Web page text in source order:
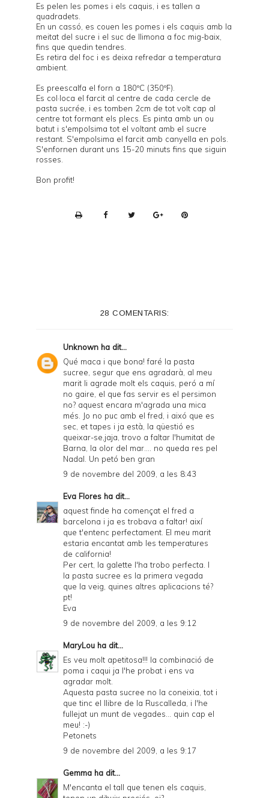
Es pelen les pomes i els caquis, i es tallen a
quadradets.
En un cassó, es couen les pomes i els caquis amb la
meitat del sucre i el suc de llimona a foc mig-baix,
fins que quedin tendres.
Es retira del foc i es deixa refredar a temperatura
ambient.
Es preescalfa el forn a 180ºC (350ºF).
Es col·loca el farcit al centre de cada cercle de
pasta sucrée, i es tomben 2cm de tot volt cap al
centre tot formant els plecs. Es pinta amb un ou
batut i s'empolsima tot el voltant amb el sucre
restant. S'empolsima el farcit amb canyella en pols.
S'enfornen durant uns 15-20 minuts fins que siguin
rosses.
Bon profit!
i
e
d
l
n
d
P
D
F
28 COMENTARIS:
Unknown ha dit...
Qué maca i que bona! faré la pasta
sucree, segur que ens agradarà, al meu
marit li agrade molt els caquis, peró a mí
no gaire, el que fas servir es el persimon
no? aquest encara m'agrada una mica
més. Jo no puc amb el fred, i aixó que es
sec, et tapes i ja està, la qüestió es
queixar-se,jaja, trovo a faltar l'humitat de
Barna, la olor del mar.... no queda res pel
Nadal. Un petó ben gran
9 de novembre del 2009, a les 8:43
Eva Flores ha dit...
aquest finde ha començat el fred a
barcelona i ja es trobava a faltar! així
que t'entenc perfectament. El meu marit
estaria encantat amb les temperatures
de california!
Per cert, la galette l'ha trobo perfecta. I
la pasta sucree es la primera vegada
que la veig, quines altres aplicacions té?
pt!
Eva
9 de novembre del 2009, a les 9:12
MaryLou ha dit...
Es veu molt apetitosa!!! la combinació de
poma i caqui ja l'he probat i ens va
agradar molt.
Aquesta pasta sucree no la coneixia, tot i
que tinc el llibre de la Ruscalleda, i l'he
fullejat un munt de vegades... quin cap el
meu! :-)
Petonets
9 de novembre del 2009, a les 9:17
Gemma ha dit...
M'encanta el tall que tenen els caquis,